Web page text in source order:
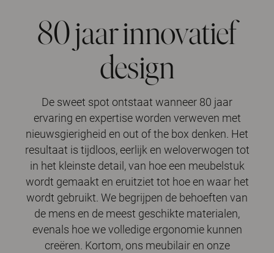
80 jaar innovatief
design
De sweet spot ontstaat wanneer 80 jaar
ervaring en expertise worden verweven met
nieuwsgierigheid en out of the box denken. Het
resultaat is tijdloos, eerlijk en weloverwogen tot
in het kleinste detail, van hoe een meubelstuk
wordt gemaakt en eruitziet tot hoe en waar het
wordt gebruikt. We begrijpen de behoeften van
de mens en de meest geschikte materialen,
evenals hoe we volledige ergonomie kunnen
creëren. Kortom, ons meubilair en onze